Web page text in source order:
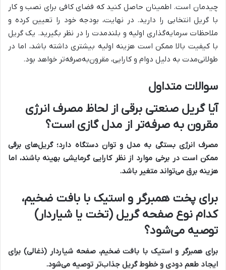
چیدمان است. اطمینان حاصل کنید که فضای کافی برای نصب و کار
با گریل انتخابی را دارید. در نهایت، بودجه خود را تعیین کرده و
ملاحظات سرمایه‌گذاری اولیه و بلندمدت را در نظر بگیرید. یک گریل
با کیفیت بالا ممکن است هزینه اولیه بیشتری داشته باشد، اما در
طولانی‌مدت به دلیل دوام و کارایی، مقرون‌به‌صرفه‌تر خواهد بود.
سوالات متداول
آیا گریل صنعتی برقی از لحاظ مصرف انرژی
مقرون به صرفه‌تر از مدل گازی است؟
مصرف انرژی بستگی به مدل و توان دستگاه دارد؛ گریل‌های برقی
ممکن است در برخی موارد از نظر کارایی گرمایشی بهینه باشند، اما
هزینه برق می‌تواند متغیر باشد.
برای پخت همبرگر و استیک با بافت ضخیم،
کدام نوع صفحه گریل (تخت یا شیاردار)
توصیه می‌شود؟
برای همبرگر و استیک با بافت ضخیم، صفحه شیاردار (ذغالی) برای
ایجاد طعم دودی و خطوط گریل جذاب‌تر توصیه می‌شود.